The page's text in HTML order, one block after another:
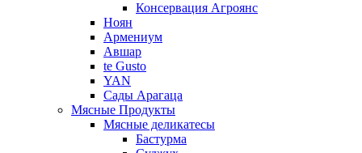
Консервация Агроянс
Ноян
Армениум
Авшар
te Gusto
YAN
Сады Арагаца
Мясные Продукты
Мясные деликатесы
Бастурма